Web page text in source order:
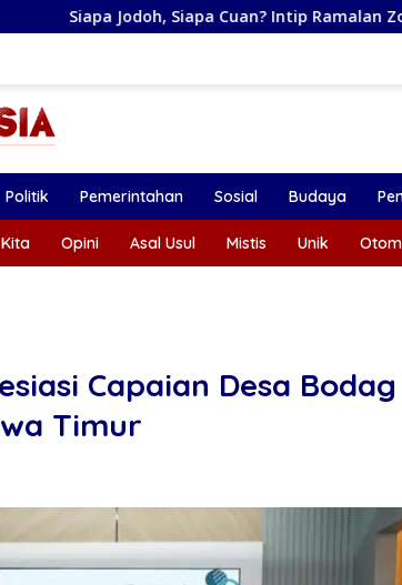
Cuan? Intip Ramalan Zodiak Minggu Ini
Politik Pemerintahan Sosial Budaya
Opini Asal Usul Mistis Unik
Capaian Desa Bodag
Timur